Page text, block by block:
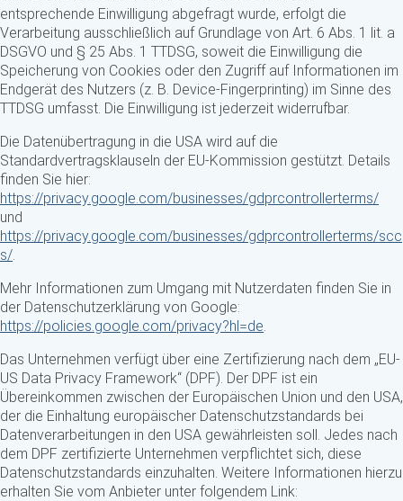
entsprechende Einwilligung abgefragt wurde, erfolgt die
Verarbeitung ausschließlich auf Grundlage von Art. 6 Abs. 1 lit. a
DSGVO und § 25 Abs. 1 TTDSG, soweit die Einwilligung die
Speicherung von Cookies oder den Zugriff auf Informationen im
Endgerät des Nutzers (z. B. Device-Fingerprinting) im Sinne des
TTDSG umfasst. Die Einwilligung ist jederzeit widerrufbar.
Die Datenübertragung in die USA wird auf die
Standardvertragsklauseln der EU-Kommission gestützt. Details
finden Sie hier:
https://privacy.google.com/businesses/gdprcontrollerterms/
und
https://privacy.google.com/businesses/gdprcontrollerterms/scc
s/.
Mehr Informationen zum Umgang mit Nutzerdaten finden Sie in
der Datenschutzerklärung von Google:
https://policies.google.com/privacy?hl=de.
Das Unternehmen verfügt über eine Zertifizierung nach dem „EU-
US Data Privacy Framework“ (DPF). Der DPF ist ein
Übereinkommen zwischen der Europäischen Union und den USA,
der die Einhaltung europäischer Datenschutzstandards bei
Datenverarbeitungen in den USA gewährleisten soll. Jedes nach
dem DPF zertifizierte Unternehmen verpflichtet sich, diese
Datenschutzstandards einzuhalten. Weitere Informationen hierzu
erhalten Sie vom Anbieter unter folgendem Link: